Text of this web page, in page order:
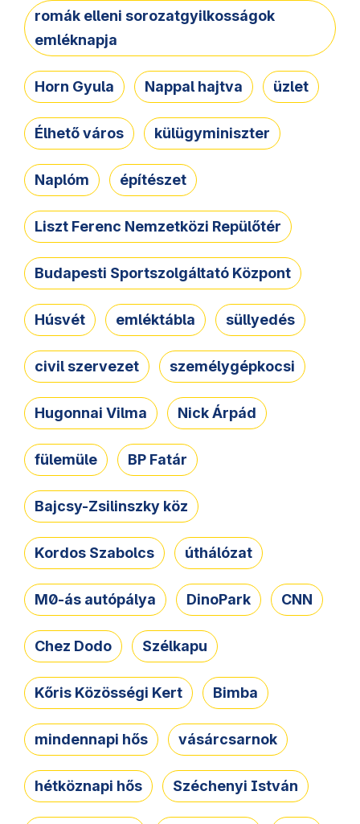
romák elleni sorozatgyilkosságok
emléknapja
Horn Gyula Nappal hajtva üzlet
Élhető város külügyminiszter
Naplóm építészet
Liszt Ferenc Nemzetközi Repülőtér
Budapesti Sportszolgáltató Központ
Húsvét emléktábla süllyedés
civil szervezet személygépkocsi
Hugonnai Vilma Nick Árpád
fülemüle BP Fatár
Bajcsy-Zsilinszky köz
Kordos Szabolcs úthálózat
M0-ás autópálya DinoPark CNN
Chez Dodo Szélkapu
Kőris Közösségi Kert Bimba
mindennapi hős vásárcsarnok
hétköznapi hős Széchenyi István